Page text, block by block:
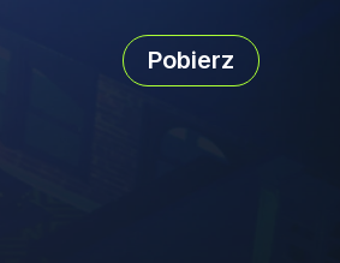
Pobierz